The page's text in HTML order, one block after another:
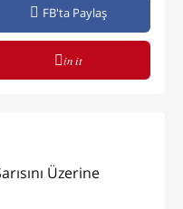
FB'ta Paylaş
in it
Üzerine